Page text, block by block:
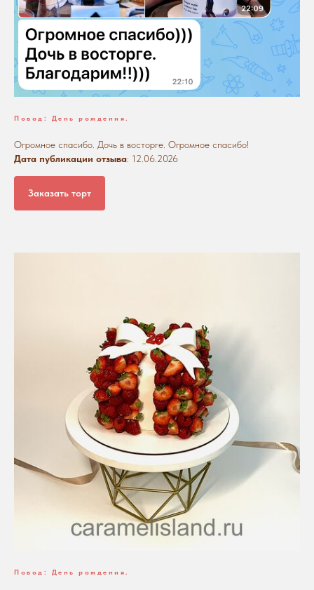
Повод: День рождения.
Огромное спасибо. Дочь в восторге. Огромное спасибо!
Дата публикации отзыва: 12.06.2026
Заказать торт
Повод: День рождения.